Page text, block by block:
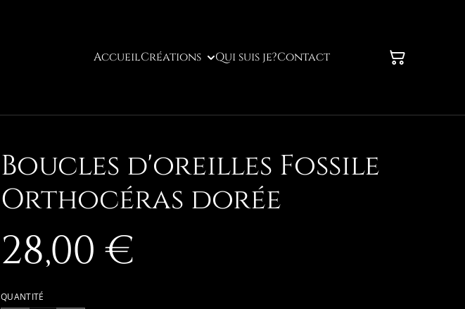
AccueilCréations Qui suis je?Contact
Boucles d'oreilles Fossile
Orthocéras dorée
28,00 €
QUANTITÉ